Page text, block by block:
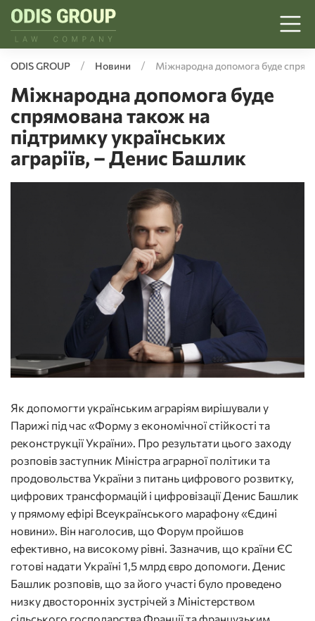
ODIS GROUP Новини Міжнародна допомога буде
Міжнародна допомога буде
спрямована також на
підтримку українських
аграріїв, – Денис Башлик
Як допомогти українським аграріям вирішували у
Парижі під час «Форму з економічної стійкості та
реконструкції України». Про результати цього заходу
розповів заступник Міністра аграрної політики та
продовольства України з питань цифрового розвитку,
цифрових трансформацій і цифровізації Денис Башлик
у прямому ефірі Всеукраїнського марафону «Єдині
новини». Він наголосив, що Форум пройшов
ефективно, на високому рівні. Зазначив, що країни ЄС
готові надати Україні 1,5 млрд євро допомоги. Денис
Башлик розповів, що за його участі було проведено
низку двосторонніх зустрічей з Міністерством